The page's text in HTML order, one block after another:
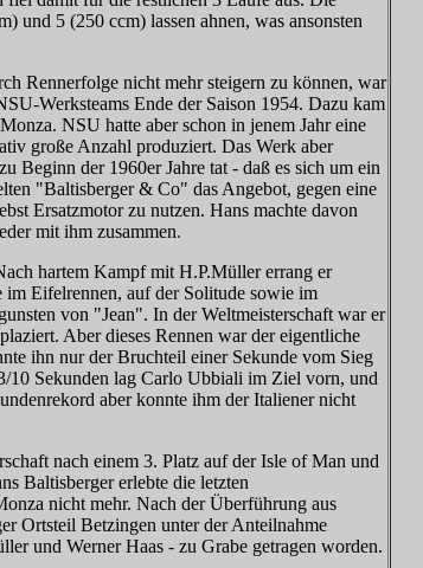
und 5 (250 ccm) lassen ahnen, was ansonsten
Rennerfolge nicht mehr steigern zu können, war
Werksteams Ende der Saison 1954. Dazu kam
NSU hatte aber schon in jenem Jahr eine
große Anzahl produziert. Das Werk aber
Beginn der 1960er Jahre tat - daß es sich um ein
"Baltisberger & Co" das Angebot, gegen eine
Ersatzmotor zu nutzen. Hans machte davon
mit ihm zusammen.
hartem Kampf mit H.P.Müller errang er
im Eifelrennen, auf der Solitude sowie im
von "Jean". In der Weltmeisterschaft war er
Aber dieses Rennen war der eigentliche
ihn nur der Bruchteil einer Sekunde vom Sieg
10 Sekunden lag Carlo Ubbiali im Ziel vorn, und
aber konnte ihm der Italiener nicht
nach einem 3. Platz auf der Isle of Man und
Baltisberger erlebte die letzten
nicht mehr. Nach der Überführung aus
Ortsteil Betzingen unter der Anteilnahme
und Werner Haas - zu Grabe getragen worden.